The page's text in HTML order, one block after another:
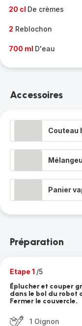
20 cl De crèmes
2 Reblochon
700 ml D'eau
Accessoires
Couteau
Panier
Préparation
Etape 1 /5
Éplucher et couper
dans le bol du robot
Fermer le couvercle.
1 Oignon